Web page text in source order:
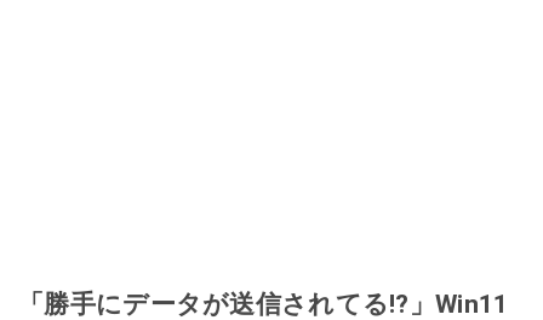
「勝手にデータが送信されてる!?」Win11